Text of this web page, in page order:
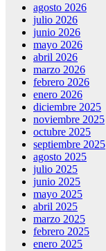
agosto 2026
julio 2026
junio 2026
mayo 2026
abril 2026
marzo 2026
febrero 2026
enero 2026
diciembre 2025
noviembre 2025
octubre 2025
septiembre 2025
agosto 2025
julio 2025
junio 2025
mayo 2025
abril 2025
marzo 2025
febrero 2025
enero 2025